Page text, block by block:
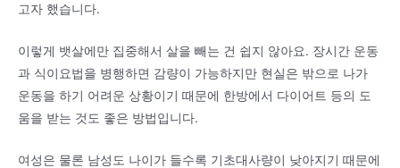
고자 했습니다.
이렇게 뱃살에만 집중해서 살을 빼는 건 쉽지 않아요. 장시간 운동
과 식이요법을 병행하면 감량이 가능하지만 현실은 밖으로 나가
운동을 하기 어려운 상황이기 때문에 한방에서 다이어트 등의 도
움을 받는 것도 좋은 방법입니다.
여성은 물론 남성도 나이가 들수록 기초대사량이 낮아지기 때문에